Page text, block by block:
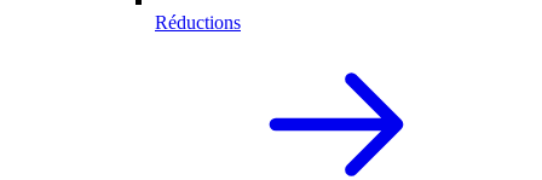
Réductions